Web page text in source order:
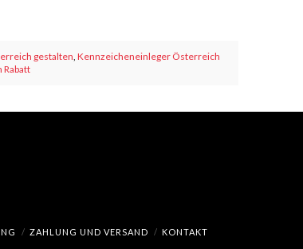
gestalten ,Kennzeicheneinleger Österreich
ZAHLUNG UND VERSAND
KONTAKT